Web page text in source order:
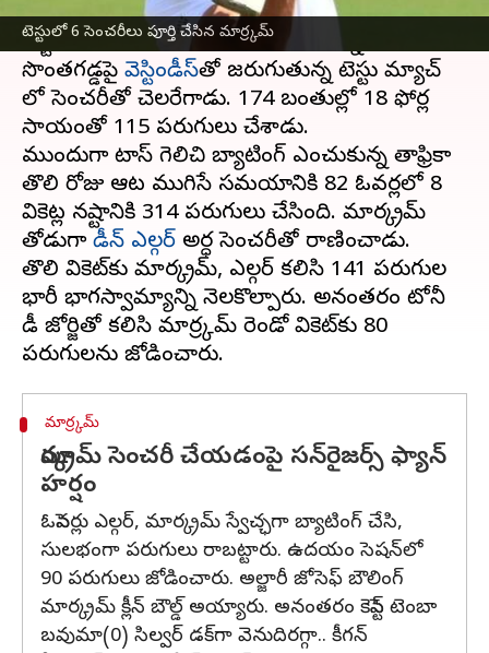
టెస్టులో 6 సెంచరీలు పూర్తి చేసిన మార్ర్కమ్
సౌతాఫ్రికా టీ20 లీగ్‌లో అదరగొట్టినఐడెన్ మార్ర్కమ్
టెస్టులోనూ తన జోరును కొనసాగుతున్నాడు.
సొంతగడ్డపై వెస్టిండీస్‌తో జరుగుతున్న టెస్టు మ్యాచ్
లో సెంచరీతో చెలరేగాడు. 174 బంతుల్లో 18 ఫోర్ల
సాయంతో 115 పరుగులు చేశాడు.
ముందుగా టాస్ గెలిచి బ్యాటింగ్ ఎంచుకున్న సౌతాఫ్రికా
తొలి రోజు ఆట ముగిసే సమయానికి 82 ఓవర్లలో 8
వికెట్ల నష్టానికి 314 పరుగులు చేసింది. మార్క్రమ్
తోడుగా డీన్ ఎల్గర్ అర్ధ సెంచరీతో రాణించాడు.
తొలి వికెట్‌కు మార్క్రమ్, ఎల్గర్ కలిసి 141 పరుగుల
భారీ భాగస్వామ్యాన్ని నెలకొల్పారు. అనంతరం టోనీ
డీ జోర్జితో కలిసి మార్ర్కమ్ రెండో వికెట్‌కు 80
మార్ర్కమ్
మార్క్రమ్ సెంచరీ చేయడంపై సన్‌రైజర్స్ ఫ్యాన్
హర్షం
ఓపెనర్లు ఎల్గర్, మార్క్రమ్ స్వేచ్ఛగా బ్యాటింగ్ చేసి,
సులభంగా పరుగులు రాబట్టారు. ఉదయం సెషన్‌లో
90 పరుగులు జోడించారు. అల్జారీ జోసెఫ్ బౌలింగ్
మార్క్రమ్ క్లీన్ బౌల్డ్ అయ్యారు. అనంతరం కెప్టెన్ టెంబా
బవుమా(0) సిల్వర్ డక్‌గా వెనుదిరగ్గా.. కీగన్